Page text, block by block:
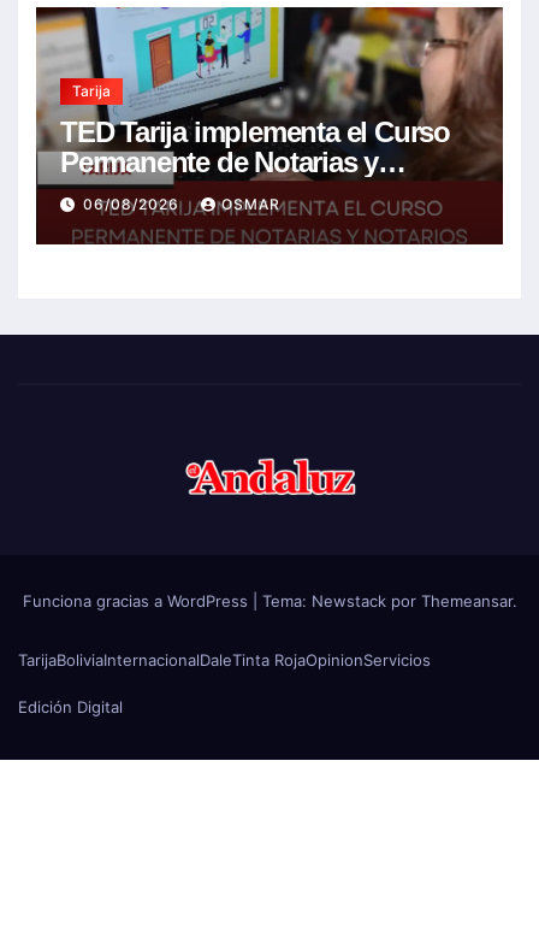
Tarija
TED Tarija implementa el Curso
Permanente de Notarias y
Notarios Electorales 2026
06/08/2026 OSMAR
Funciona gracias a WordPress Tema: Newstackpor Themeansar.
TarijaBoliviaInternacionalDaleTinta RojaOpinionServicios
Edición Digital